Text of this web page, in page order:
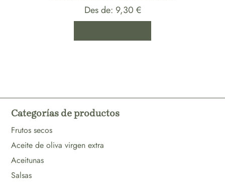
Des de: 9,30 €
Categorías de productos
Frutos secos
Aceite de oliva virgen extra
Aceitunas
Salsas